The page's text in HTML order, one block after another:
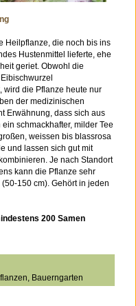
Heilpflanze, die noch bis ins
Hustenmittel lieferte, ehe
geriet. Obwohl die
wird die Pflanze heute nur
der medizinischen
Erwähnung, dass sich aus
schmackhafter, milder Tee
weissen bis blassrosa
und lassen sich gut mit
Je nach Standort
kann die Pflanze sehr
150 cm). Gehört in jeden
200 Samen
Bauerngarten